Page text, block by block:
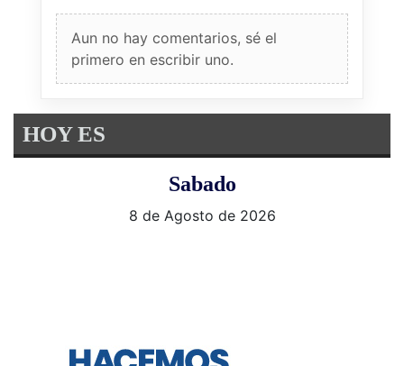
Aun no hay comentarios, sé el
primero en escribir uno.
HOY ES
Sabado
8 de Agosto de 2026